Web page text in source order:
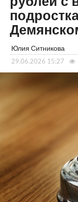
Юлия Ситникова
29.06.2026 15:27